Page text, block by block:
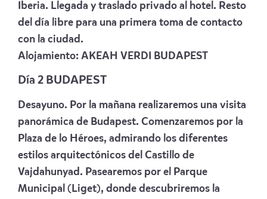
Iberia. Llegada y traslado privado al hotel. Resto
del día libre para una primera toma de contacto
con la ciudad.
Alojamiento: AKEAH VERDI BUDAPEST
Día 2 BUDAPEST
Desayuno. Por la mañana realizaremos una visita
panorámica de Budapest. Comenzaremos por la
Plaza de lo Héroes, admirando los diferentes
estilos arquitectónicos del Castillo de
Vajdahunyad. Pasearemos por el Parque
Municipal (Liget), donde descubriremos la